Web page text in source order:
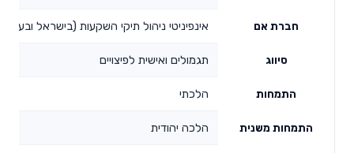
חברת אם אינפיניטי ניהול תיקי השקעות (בישראל
סיווג תגמולים ואישית לפיצויים
התמחות הלכתי
התמחות משנית הלכה יהודית